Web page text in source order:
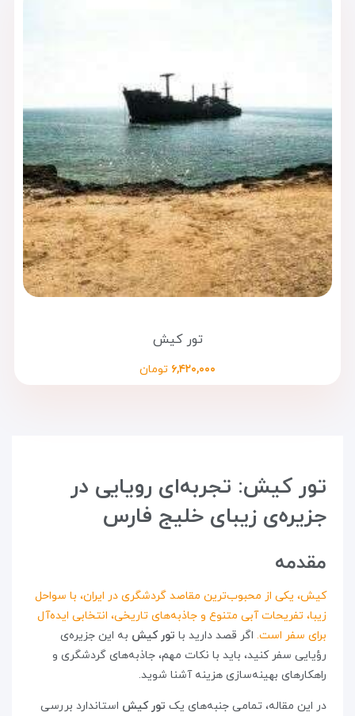
تور کیش
۶,۴۲۰,۰۰۰ تومان
تور کیش: تجربه‌ای رویایی در
جزیره‌ی زیبای خلیج فارس
مقدمه
کیش، یکی از محبوب‌ترین مقاصد گردشگری در ایران، با سواحل
زیبا، تفریحات آبی متنوع و جاذبه‌های تاریخی، انتخابی ایده‌آل
برای سفر است. اگر قصد دارید با تور کیش به این جزیره‌ی
رؤیایی سفر کنید، باید با نکات مهم، جاذبه‌های گردشگری و
راهکارهای بهینه‌سازی هزینه آشنا شوید.
در این مقاله، تمامی جنبه‌های یک تور کیش استاندارد بررسی